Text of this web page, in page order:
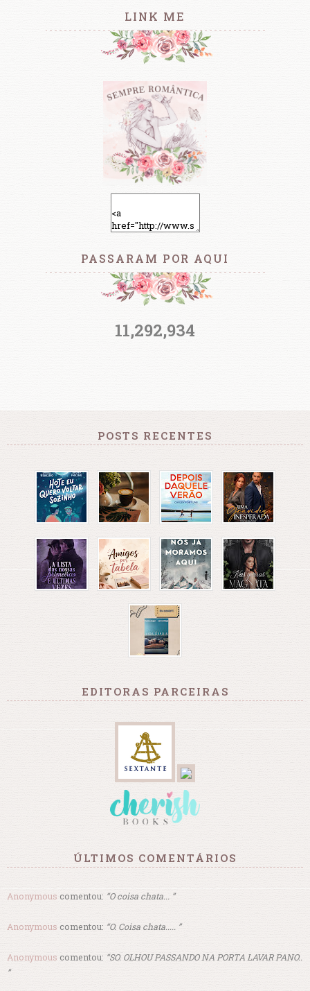
LINK ME
PASSARAM POR AQUI
11,292,934
POSTS RECENTES
EDITORAS PARCEIRAS
ÚLTIMOS COMENTÁRIOS
Anonymous comentou: “O coisa chata... ”
Anonymous comentou: “O. Coisa chata..... ”
Anonymous comentou: “SO. OLHOU PASSANDO NA PORTA LAVAR PANO..
”